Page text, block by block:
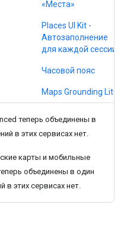
«Места»
Places UI Kit -
Автозаполнение
для каждой сессии
Часовой пояс
Maps Grounding Lite
теперь объединены в
в этих сервисах нет.
карты и мобильные
объединены в один
в этих сервисах нет.